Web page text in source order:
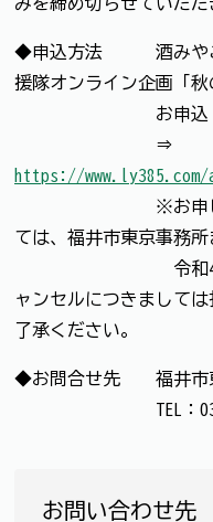
◆申込方法 酒みやご
援隊オンライン企画「
お申込（ご購
⇒
https://
※お申し込み後
ては、福井市東京事務所
令和4年9月22
ャンセルにつきまして
了承ください。
◆お問合せ先 福井市
TEL：03-
お問い合わせ先